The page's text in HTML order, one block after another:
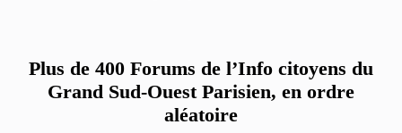
Plus de 400 Forums de l’Info citoyens du
Grand Sud-Ouest Parisien, en ordre
aléatoire